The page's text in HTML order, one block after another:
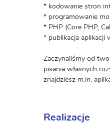
* kodowanie stron
* programowanie
* PHP (Core PHP,
* publikacja aplikacji
Zaczynaliśmy od
pisania własnych
znajdziesz m.in.
Realizacje